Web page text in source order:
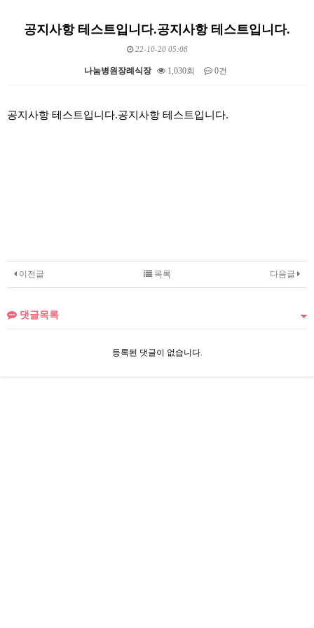
공지사항 테스트입니다.공지사항 테스트입니다.
22-10-20 05:08
나눔병원장례식장 1,030회 0건
공지사항 테스트입니다.공지사항 테스트입니다.
이전글 다음글
목록
댓글목록
등록된 댓글이 없습니다.